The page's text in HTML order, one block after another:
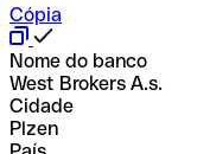
Cópia
Nome do banco
West Brokers A.s.
Cidade
Plzen